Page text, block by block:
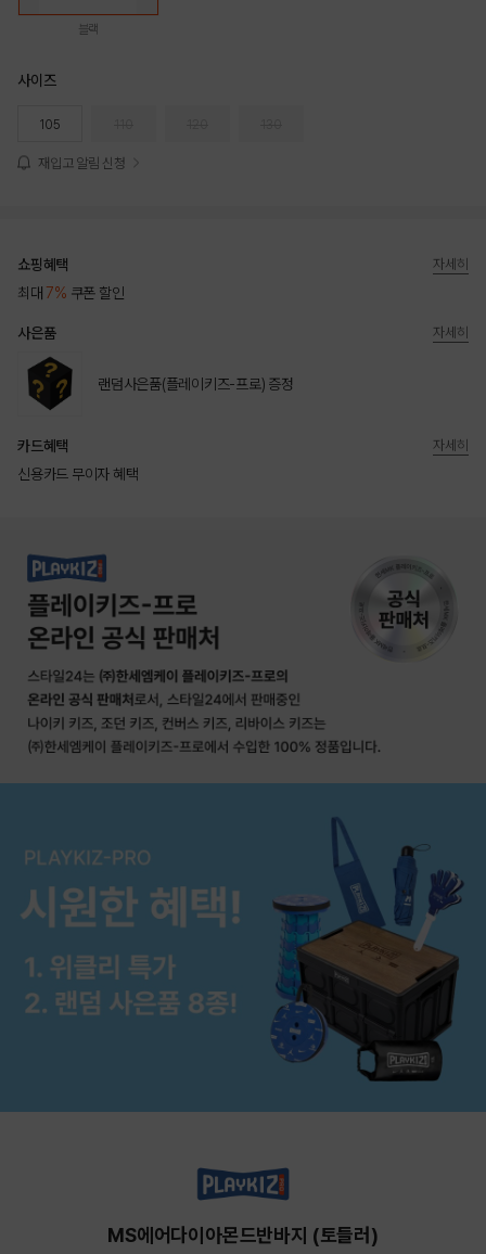
블랙
사이즈
105
재입고 알림 신청
쇼핑혜택
최대 7% 쿠폰 할인
자세히
사은품
랜덤사은품(플레이키즈-프로) 증정
자세히
카드혜택
신용카드 무이자 혜택
자세히
MS에어다이아몬드반바지 (토들러)